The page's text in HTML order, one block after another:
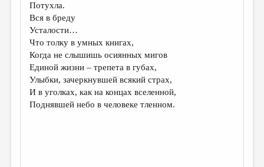
ДАЙДЖЕСТ
ПРОИЗВЕДЕНИЯ
ПЕРЕВОДЫ
КОНКУРСЫ
ДЕТСКАЯ КОМНАТА
КНИЖНАЯ ПОЛКА
Потухла.
Вся в бреду
Усталости…
Что толку в умных книгах,
Когда не слышишь осиянных мигов
Единой жизни – трепета в губах,
Улыбки, зачеркнувшей всякий страх,
И в уголках, как на концах вселенной,
Поднявшей небо в человеке тленном.